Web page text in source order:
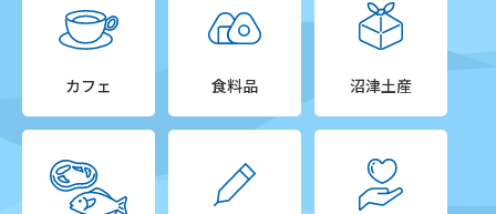
カフェ 食料品 沼津土産